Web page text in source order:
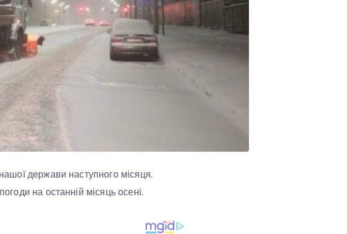
держави наступного місяця.
на останній місяць осені.